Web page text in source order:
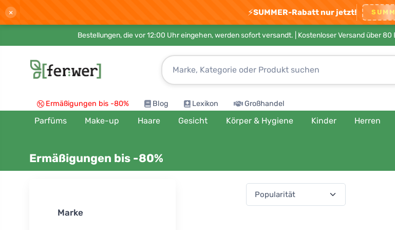
× ⚡SUMMER-Rabatt nur jetzt!
Bestellungen, die vor 12:00 Uhr eingehen, werden sofort versandt. | Kostenloser Versand über 80
Ermäßigungen bis -80% Blog Lexikon Großhandel
Parfüms Make-up Haare Gesicht Körper & Hygiene Kinder Herren
Ermäßigungen bis -80%
Marke